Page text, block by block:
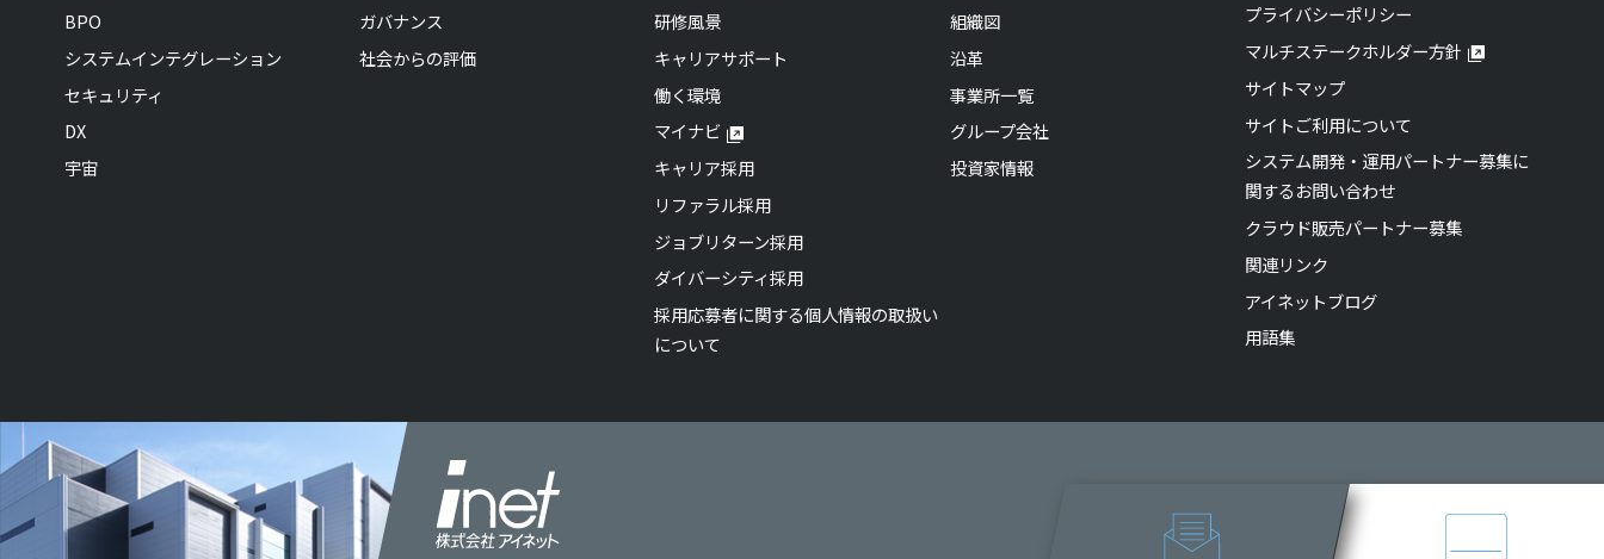
BPO
システムインテグレーション
セキュリティ
DX
宇宙
ガバナンス
社会からの評価
研修風景
キャリアサポート
働く環境
マイナビ
キャリア採用
リファラル採用
ジョブリターン採用
ダイバーシティ採用
採用応募者に関する個人情報の取扱い
について
組織図
沿革
事業所一覧
グループ会社
投資家情報
プライバシーポリシー
マルチステークホルダー方針
サイトマップ
サイトご利用について
システム開発・運用パートナー募集に
関するお問い合わせ
クラウド販売パートナー募集
関連リンク
アイネットブログ
用語集